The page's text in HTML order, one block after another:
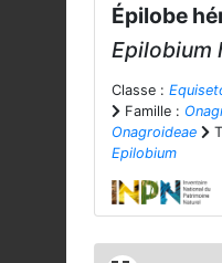
Épilobe
Epilobium
Classe :
Famille :
Onagroideae
Epilobium